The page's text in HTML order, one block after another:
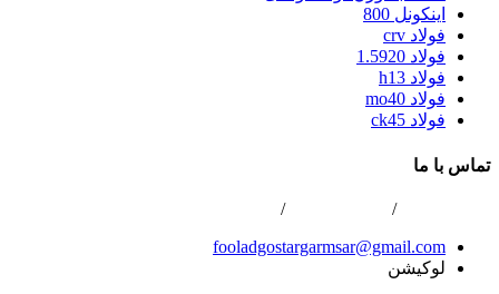
اینکونل 800
فولاد crv
فولاد 1.5920
فولاد h13
فولاد mo40
فولاد ck45
تماس با ما
/
/
fooladgostargarmsar@gmail.com
لوکیشن